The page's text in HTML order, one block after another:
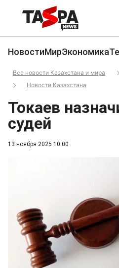
НовостиМирЭкономика
Все новости Казахстана и мира
Новости Казахстана
13 ноября 2025 10:00
Токаев
судей